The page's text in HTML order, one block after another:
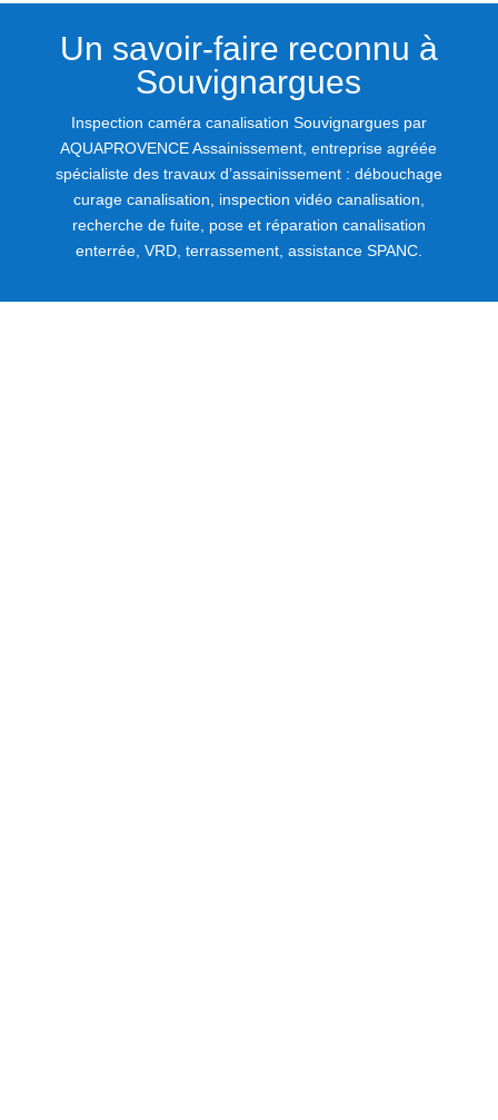
Un savoir-faire reconnu à
Souvignargues
Inspection caméra canalisation Souvignargues par
AQUAPROVENCE Assainissement, entreprise agréée
spécialiste des travaux d’assainissement : débouchage
curage canalisation, inspection vidéo canalisation,
recherche de fuite, pose et réparation canalisation
enterrée, VRD, terrassement, assistance SPANC.